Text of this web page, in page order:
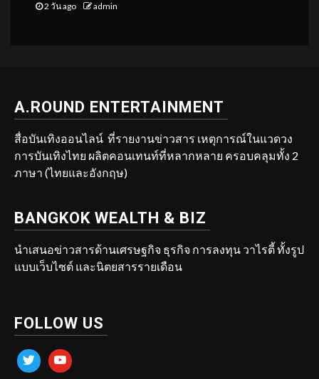
2 วัน ago admin
A.ROUND ENTERTAINMENT
สื่อบันเทิงออนไลน์ ที่รายงานข่าวสาร เหตุการณ์ในแวดวง
การบันเทิงไทย ผลิตคอนเทนท์ที่หลากหลาย ครอบคลุมทั้ง 2
ภาษา (ไทยและอังกฤษ)
BANGKOK WEALTH & BIZ
นำเสนอข่าวสารด้านเศรษฐกิจ ธุรกิจ การลงทุน วาไรตี้ ทั้งรูป
แบบเว็บไซต์ และนิตยสารรายเดือน
FOLLOW US
twitter youtube